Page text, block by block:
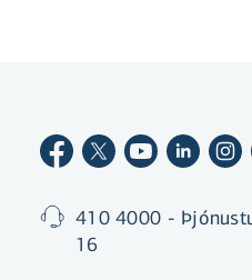
410 4000 -
16